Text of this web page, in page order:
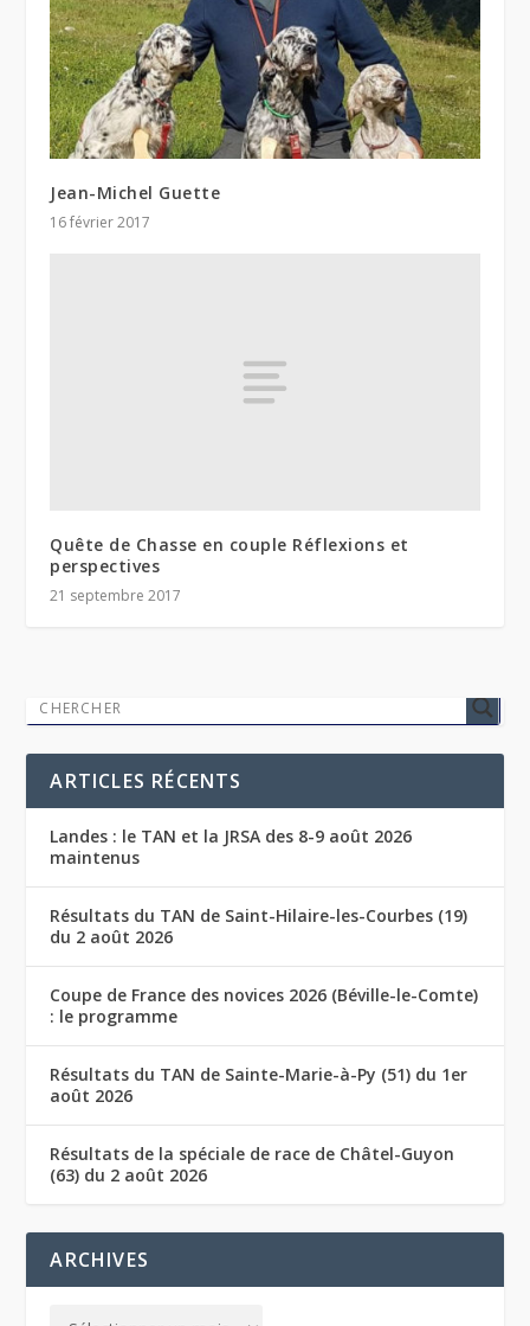
Jean-Michel Guette
16 février 2017
Quête de Chasse en couple Réflexions et
perspectives
21 septembre 2017
ARTICLES RÉCENTS
Landes : le TAN et la JRSA des 8-9 août 2026
maintenus
Résultats du TAN de Saint-Hilaire-les-Courbes (19)
du 2 août 2026
Coupe de France des novices 2026 (Béville-le-Comte)
: le programme
Résultats du TAN de Sainte-Marie-à-Py (51) du 1er
août 2026
Résultats de la spéciale de race de Châtel-Guyon
(63) du 2 août 2026
ARCHIVES